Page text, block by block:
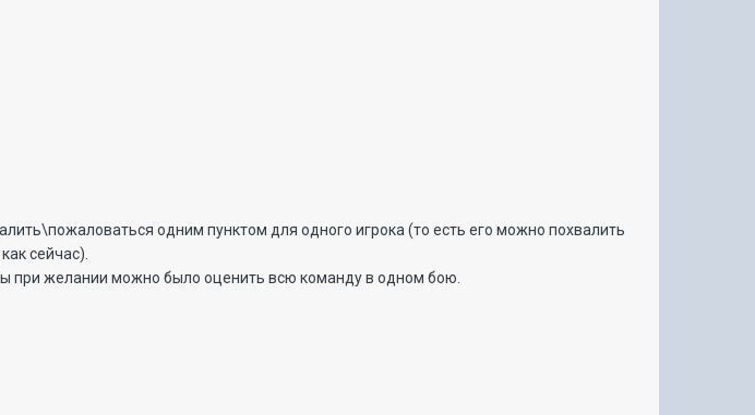
одним пунктом для одного игрока (то есть его можно похвалить
сейчас).
при желании можно было оценить всю команду в одном бою.